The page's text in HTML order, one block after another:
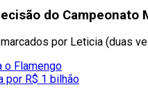
do Campeonato
por Leticia (duas
o Flamengo
por R$ 1 bilhão